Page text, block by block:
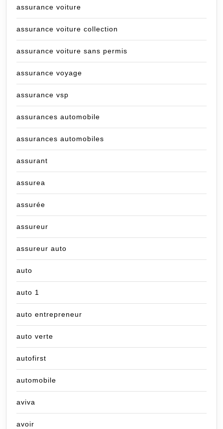
assurance voiture
assurance voiture collection
assurance voiture sans permis
assurance voyage
assurance vsp
assurances automobile
assurances automobiles
assurant
assurea
assurée
assureur
assureur auto
auto
auto 1
auto entrepreneur
auto verte
autofirst
automobile
aviva
avoir